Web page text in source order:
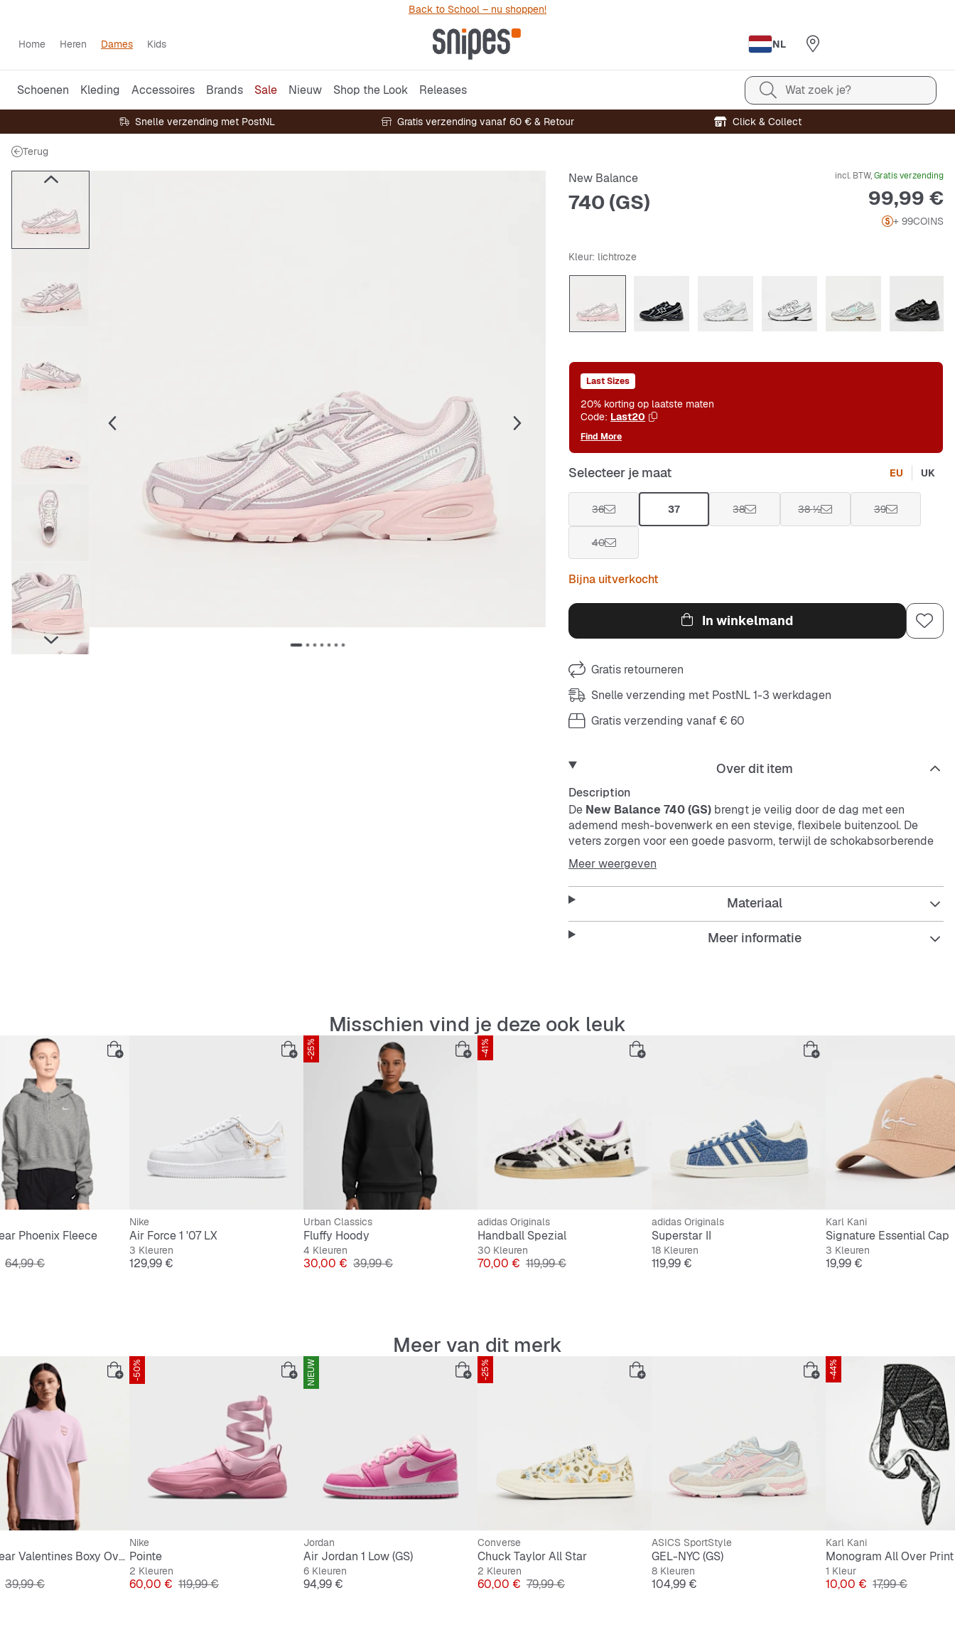
Back to School – nu shoppen!
Home Heren Dames Kids NL
Schoenen Kleding Accessoires Brands Sale Nieuw Shop the Look Releases Wat zoek je?
Snelle verzending met PostNL Gratis verzending vanaf 60 € & Retour Click & Collect
Terug
New Balance
740 (GS)
incl. BTW,Gratis verzending
Prijs
99,99 €
+ 99COINS
Kleur: lichtroze
Last Sizes
20% korting op laatste maten
Code: Last20
Find More
Selecteer je maat EU UK
36 37 38 38 ½ 39
40
Bijna uitverkocht
In winkelmand
Gratis retourneren
Snelle verzending met PostNL 1-3 werkdagen
Gratis verzending vanaf € 60
Over dit item
Description
De New Balance 740 (GS) brengt je veilig door de dag met een
ademend mesh-bovenwerk en een stevige, flexibele buitenzool. De
veters zorgen voor een goede pasvorm, terwijl de schokabsorberende
zool je voeten comfort geeft. Het roze design maakt de sneaker echt
opvallend.
Slijtvast, duurzaam buitenzool
Schokabsorberend en flexibel
Meer weergeven
Materiaal
Meer informatie
Misschien vind je deze ook leuk
Phoenix Fleece
Originele Prijs
64,99 €
Nike
Air Force 1 '07 LX
3 Kleuren
Prijs
129,99 €
-25%
Urban Classics
Fluffy Hoody
4 Kleuren
Prijs
30,00 € Originele Prijs
39,99 €
-41%
adidas Originals
Handball Spezial
30 Kleuren
Prijs
70,00 € Originele Prijs
119,99 €
adidas Originals
Superstar II
18 Kleuren
Prijs
119,99 €
Karl Kani
Signature Essential Cap
3 Kleuren
Prijs
19,99 €
Meer van dit merk
Sportswear Valentines Boxy Oversize Tee
Originele Prijs
39,99 €
-50%
Nike
Pointe
2 Kleuren
Prijs
60,00 € Originele Prijs
119,99 €
NIEUW
Jordan
Air Jordan 1 Low (GS)
6 Kleuren
Prijs
94,99 €
-25%
Converse
Chuck Taylor All Star
2 Kleuren
Prijs
60,00 € Originele Prijs
79,99 €
ASICS SportStyle
GEL-NYC (GS)
8 Kleuren
Prijs
104,99 €
-44%
Karl Kani
Monogram All Over
1 Kleur
Prijs
10,00 € Originele Prijs
17,99 €